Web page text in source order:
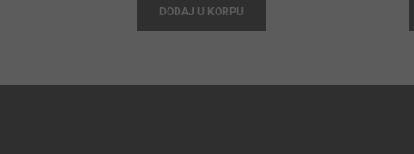
694,00 KM.
624,60 KM.
DODAJ U KORPU